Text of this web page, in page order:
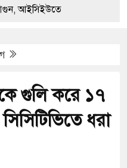
আইসিইউতে
মাইক
গুলি করে ১৭
ধরা